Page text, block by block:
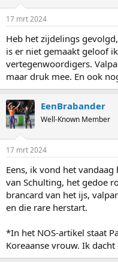
s
17 mrt 2024
Heb het zijdelings
is er niet gemaakt geloof
vertegenwoordigers.
maar druk mee. En ook
EenBrabander
Well-Known Member
17 mrt 2024
Eens, ik vond het
van Schulting, het gedoe
brancard van het ijs,
en die rare herstart.
*In het NOS-artikel staat
Koreaanse vrouw. Ik